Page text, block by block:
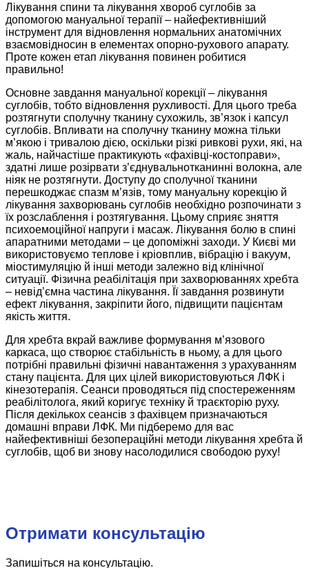
Лікування спини та лікування хвороб суглобів за
допомогою мануальної терапії – найефективніший
інструмент для відновлення нормальних анатомічних
взаємовідносин в елементах опорно-рухового апарату.
Проте кожен етап лікування повинен робитися
правильно!
Основне завдання мануальної корекції – лікування
суглобів, тобто відновлення рухливості. Для цього треба
розтягнути сполучну тканину сухожиль, зв’язок і капсул
суглобів. Впливати на сполучну тканину можна тільки
м’якою і тривалою дією, оскільки різкі ривкові рухи, які, на
жаль, найчастіше практикують «фахівці-костоправи»,
здатні лише розірвати з’єднувальнотканинні волокна, але
ніяк не розтягнути. Доступу до сполучної тканини
перешкоджає спазм м’язів, тому мануальну корекцію й
лікування захворювань суглобів необхідно розпочинати з
їх розслаблення і розтягування. Цьому сприяє зняття
психоемоційної напруги і масаж. Лікування болю в спині
апаратними методами – це допоміжні заходи. У Києві ми
використовуємо теплове і кріовплив, вібрацію і вакуум,
міостимуляцію й інші методи залежно від клінічної
ситуації. Фізична реабілітація при захворюваннях хребта
– невід’ємна частина лікування. Її завдання розвинути
ефект лікування, закріпити його, підвищити пацієнтам
якість життя.
Для хребта вкрай важливе формування м’язового
каркаса, що створює стабільність в ньому, а для цього
потрібні правильні фізичні навантаження з урахуванням
стану пацієнта. Для цих цілей використовуються ЛФК і
кінезотерапія. Сеанси проводяться під спостереженням
реабілітолога, який коригує техніку й траєкторію руху.
Після декількох сеансів з фахівцем призначаються
домашні вправи ЛФК. Ми підберемо для вас
найефективніші безопераційні методи лікування хребта й
суглобів, щоб ви знову насолодилися свободою руху!
Отримати консультацію
Запишіться на консультацію.